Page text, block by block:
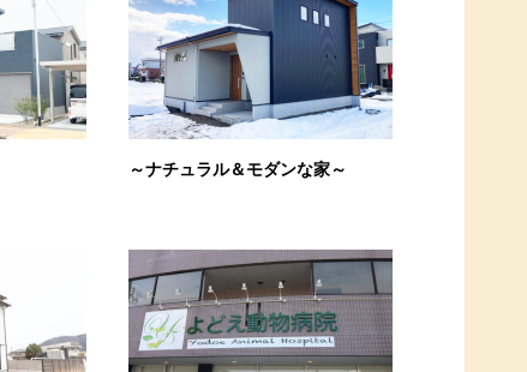
～ナチュラル＆モダンな家～